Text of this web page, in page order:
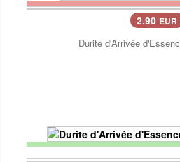
2.90 EUR
Durite d'Arrivée